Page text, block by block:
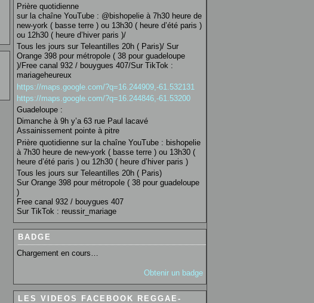
Prière quotidienne
sur la chaîne YouTube : @bishopelie à 7h30 heure de
new-york ( basse terre ) ou 13h30 ( heure d’été paris )
ou 12h30 ( heure d’hiver paris )/
Tous les jours sur Teleantilles 20h ( Paris)/ Sur
Orange 398 pour métropole ( 38 pour guadeloupe
)/Free canal 932 / bouygues 407/Sur TikTok :
mariageheureux
https://maps.google.com/?q=16.244909,-61.532131
https://maps.google.com/?q=16.244846,-61.53200
Guadeloupe :
Dimanche à 9h y’a 63 rue Paul lacavé
Assainissement pointe à pitre
Prière quotidienne sur la chaîne YouTube : bishopelie
à 7h30 heure de new-york ( basse terre ) ou 13h30 (
heure d’été paris ) ou 12h30 ( heure d’hiver paris )
Tous les jours sur Teleantilles 20h ( Paris)
Sur Orange 398 pour métropole ( 38 pour guadeloupe
)
Free canal 932 / bouygues 407
Sur TikTok : reussir_mariage
BADGE
Chargement en cours…
Obtenir un badge
LES VIDEOS FACEBOOK REGGAE-